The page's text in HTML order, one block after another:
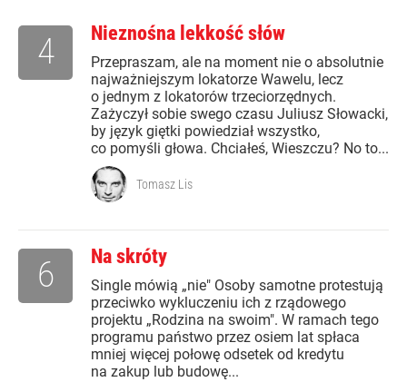
Nieznośna lekkość słów
Przepraszam, ale na moment nie o absolutnie
najważniejszym lokatorze Wawelu, lecz
o jednym z lokatorów trzeciorzędnych.
Zażyczył sobie swego czasu Juliusz Słowacki,
by język giętki powiedział wszystko,
co pomyśli głowa. Chciałeś, Wieszczu? No to...
4
Tomasz Lis
Na skróty
Single mówią „nie" Osoby samotne protestują
przeciwko wykluczeniu ich z rządowego
projektu „Rodzina na swoim". W ramach tego
programu państwo przez osiem lat spłaca
mniej więcej połowę odsetek od kredytu
na zakup lub budowę...
6